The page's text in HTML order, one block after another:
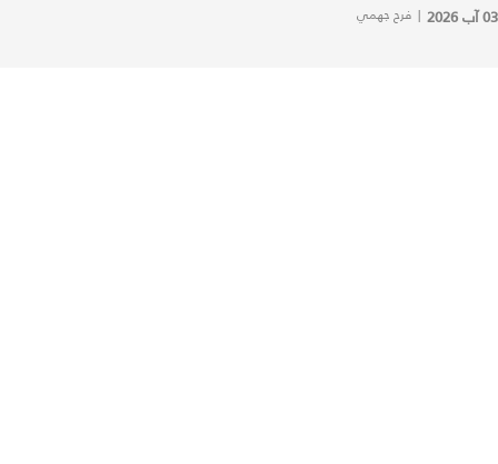
03 آب 2026 | فرح جهمي